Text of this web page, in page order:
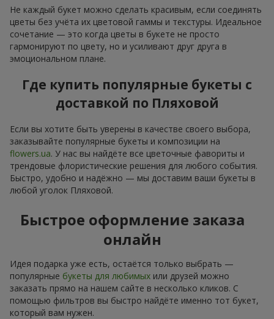
Не каждый букет можно сделать красивым, если соединять
цветы без учёта их цветовой гаммы и текстуры. Идеальное
сочетание — это когда цветы в букете не просто
гармонируют по цвету, но и усиливают друг друга в
эмоциональном плане.
Где купить популярные букеты с
доставкой по Пляховой
Если вы хотите быть уверены в качестве своего выбора,
заказывайте популярные букеты и композиции на
flowers.ua. У нас вы найдёте все цветочные фавориты и
трендовые флористические решения для любого события.
Быстро, удобно и надёжно — мы доставим ваши букеты в
любой уголок Пляховой.
Быстрое оформление заказа
онлайн
Идея подарка уже есть, остаётся только выбрать —
популярные букеты для любимых или друзей можно
заказать прямо на нашем сайте в несколько кликов. С
помощью фильтров вы быстро найдёте именно тот букет,
который вам нужен.